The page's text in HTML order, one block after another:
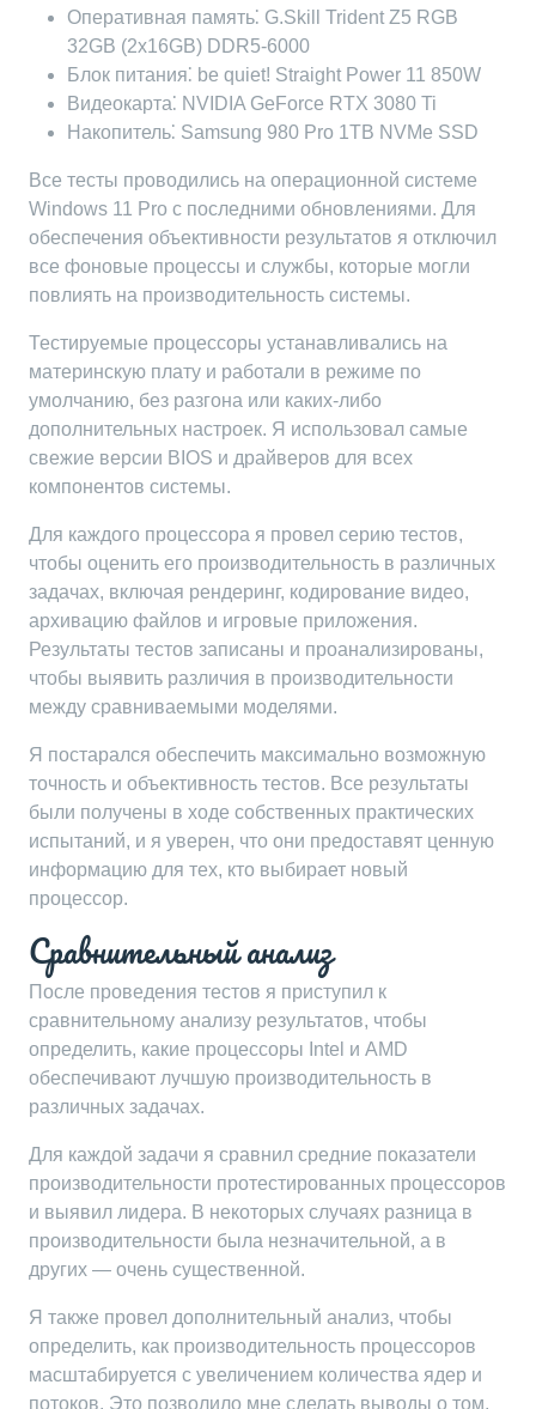
Оперативная память⁚ G.Skill Trident Z5 RGB
32GB (2x16GB) DDR5-6000
Блок питания⁚ be quiet! Straight Power 11 850W
Видеокарта⁚ NVIDIA GeForce RTX 3080 Ti
Накопитель⁚ Samsung 980 Pro 1TB NVMe SSD
Все тесты проводились на операционной системе
Windows 11 Pro с последними обновлениями. Для
обеспечения объективности результатов я отключил
все фоновые процессы и службы, которые могли
повлиять на производительность системы.
Тестируемые процессоры устанавливались на
материнскую плату и работали в режиме по
умолчанию, без разгона или каких-либо
дополнительных настроек. Я использовал самые
свежие версии BIOS и драйверов для всех
компонентов системы.
Для каждого процессора я провел серию тестов,
чтобы оценить его производительность в различных
задачах, включая рендеринг, кодирование видео,
архивацию файлов и игровые приложения.
Результаты тестов записаны и проанализированы,
чтобы выявить различия в производительности
между сравниваемыми моделями.
Я постарался обеспечить максимально возможную
точность и объективность тестов. Все результаты
были получены в ходе собственных практических
испытаний, и я уверен, что они предоставят ценную
информацию для тех, кто выбирает новый
процессор.
Сравнительный анализ
После проведения тестов я приступил к
сравнительному анализу результатов, чтобы
определить, какие процессоры Intel и AMD
обеспечивают лучшую производительность в
различных задачах.
Для каждой задачи я сравнил средние показатели
производительности протестированных процессоров
и выявил лидера. В некоторых случаях разница в
производительности была незначительной, а в
других — очень существенной.
Я также провел дополнительный анализ, чтобы
определить, как производительность процессоров
масштабируется с увеличением количества ядер и
потоков. Это позволило мне сделать выводы о том,